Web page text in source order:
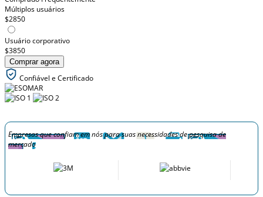
Múltiplos usuários
$2850
Usuário corporativo
$3850
Comprar agora
Confiável e Certificado
Empresas que confiam em nós para suas necessidades de pesquisa de
mercado